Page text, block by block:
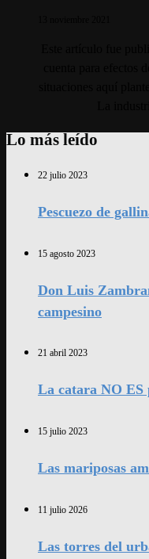
Lo más leído
22 julio 2023
Pescuezo de
15 agosto 2023
Don Luis
campesino
21 abril 2023
La catara NO ES
15 julio 2023
Las mariposas
11 julio 2026
Las torres del